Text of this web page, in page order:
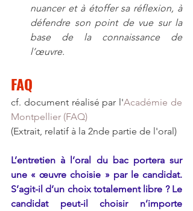
nuancer et à étoffer sa réflexion, à
défendre son point de vue sur la
base de la connaissance de
l’œuvre.
FAQ
cf. document réalisé par l'Académie de
Montpellier (FAQ)
(Extrait, relatif à la 2nde partie de l'oral)
L’entretien à l’oral du bac portera sur
une « œuvre choisie » par le candidat.
S’agit-il d’un choix totalement libre ? Le
candidat peut-il choisir n’importe